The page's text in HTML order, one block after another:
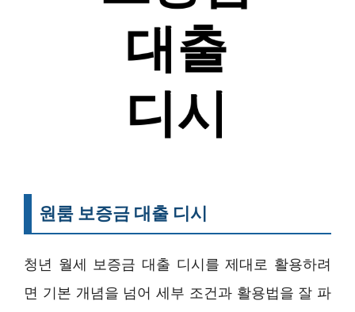
원룸 보증금 대출 디시
청년 월세 보증금 대출 디시를 제대로 활용하려
면 기본 개념을 넘어 세부 조건과 활용법을 잘 파